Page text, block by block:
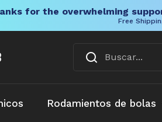
for the overwhelming
Free
Rodamientos de bolas